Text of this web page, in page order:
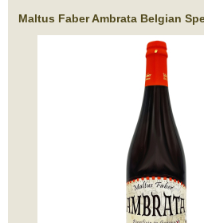
Maltus Faber Ambrata Belgian